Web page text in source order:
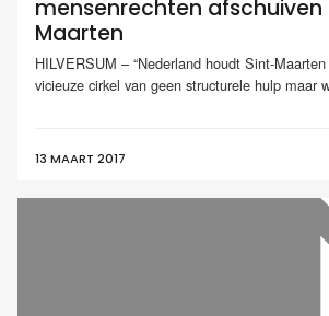
mensenrechten afschuiven
Maarten
HILVERSUM – “Nederland houdt Sint-
vicieuze cirkel van geen structurele hulp maar
13 MAART 2017